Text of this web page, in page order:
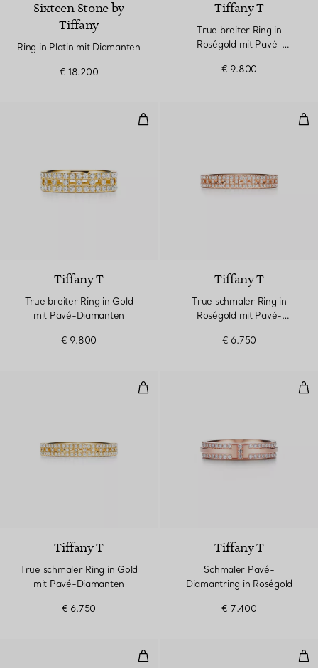
Sixteen Stone by
Tiffany
Ring in Platin mit Diamanten
€ 18.200
Tiffany T
True breiter Ring in
Roségold mit Pavé-
€ 9.800
True breiter Ring in Gold mit
Tiffany T
True breiter Ring in Gold
mit Pavé-Diamanten
€ 9.800
Tiffany T
True schmaler Ring in
Roségold mit Pavé-
€ 6.750
True schmaler Ring in Gold mit
Tiffany T
True schmaler Ring in Gold
mit Pavé-Diamanten
€ 6.750
Tiffany T
Schmaler Pavé-
Diamantring in Roségold
€ 7.400
Schmaler Diamantring in